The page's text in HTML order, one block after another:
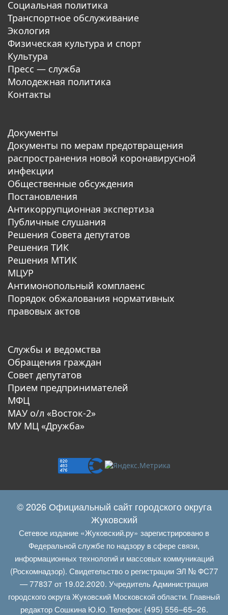
Социальная политика
Транспортное обслуживание
Экология
Физическая культура и спорт
Культура
Пресс — служба
Молодежная политика
Контакты
Документы
Документы по мерам предотвращения
распространения новой коронавирусной
инфекции
Общественные обсуждения
Постановления
Антикоррупционная экспертиза
Публичные слушания
Решения Совета депутатов
Решения ТИК
Решения МТИК
МЦУР
Антимонопольный комплаенс
Порядок обжалования нормативных
правовых актов
Службы и ведомства
Обращения граждан
Совет депутатов
Прием предпринимателей
МФЦ
МАУ о/л «Восток-2»
МУ МЦ «Дружба»
© 2026 Официальный сайт городского округа
Жуковский
Сетевое издание «Жуковский.ру» зарегистрировано в
Федеральной службе по надзору в сфере связи,
информационных технологий и массовых коммуникаций
(Роскомнадзор). Свидетельство о регистрации ЭЛ № ФС77
— 77837 от 19.02.2020. Учредитель Администрация
городского округа Жуковский Московской области. Главный
редактор Сошкина Ю.Ю. Телефон: (495) 556–65–26.